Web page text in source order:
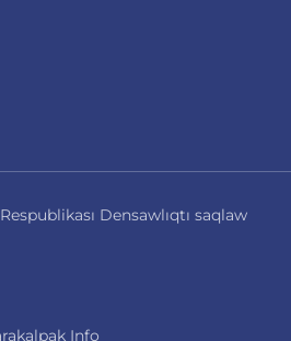
Densawlıqtı saqlaw
Info